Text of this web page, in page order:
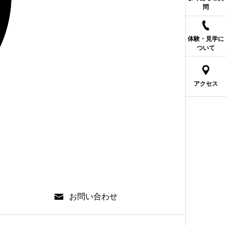
問
体験・見学に
ついて
アクセス
お問い合わせ